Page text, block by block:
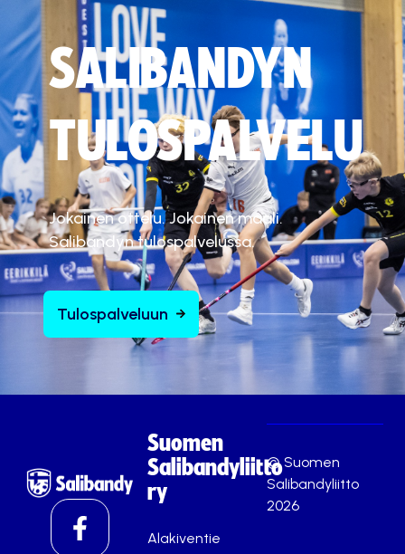
SALIBANDYN
TULOSPALVELU
Jokainen ottelu. Jokainen maali.
Salibandyn tulospalvelussa.
Tulospalveluun
Suomen
Salibandyliitto
ry
Alakiventie
© Suomen
Salibandyliitto
2026